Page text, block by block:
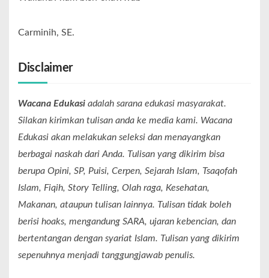
Carminih, SE.
Disclaimer
Wacana Edukasi adalah sarana edukasi masyarakat.
Silakan kirimkan tulisan anda ke media kami. Wacana
Edukasi akan melakukan seleksi dan menayangkan
berbagai naskah dari Anda. Tulisan yang dikirim bisa
berupa Opini, SP, Puisi, Cerpen, Sejarah Islam, Tsaqofah
Islam, Fiqih, Story Telling, Olah raga, Kesehatan,
Makanan, ataupun tulisan lainnya. Tulisan tidak boleh
berisi hoaks, mengandung SARA, ujaran kebencian, dan
bertentangan dengan syariat Islam. Tulisan yang dikirim
sepenuhnya menjadi tanggungjawab penulis.